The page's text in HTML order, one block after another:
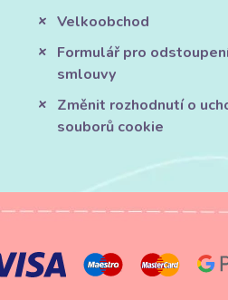
Velkoobchod
Formulář pro
smlouvy
Změnit rozhodnutí o
souborů cookie